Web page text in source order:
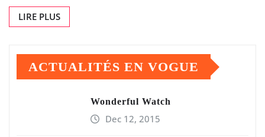
LIRE PLUS
ACTUALITÉS EN VOGUE
Wonderful Watch
Dec 12, 2015